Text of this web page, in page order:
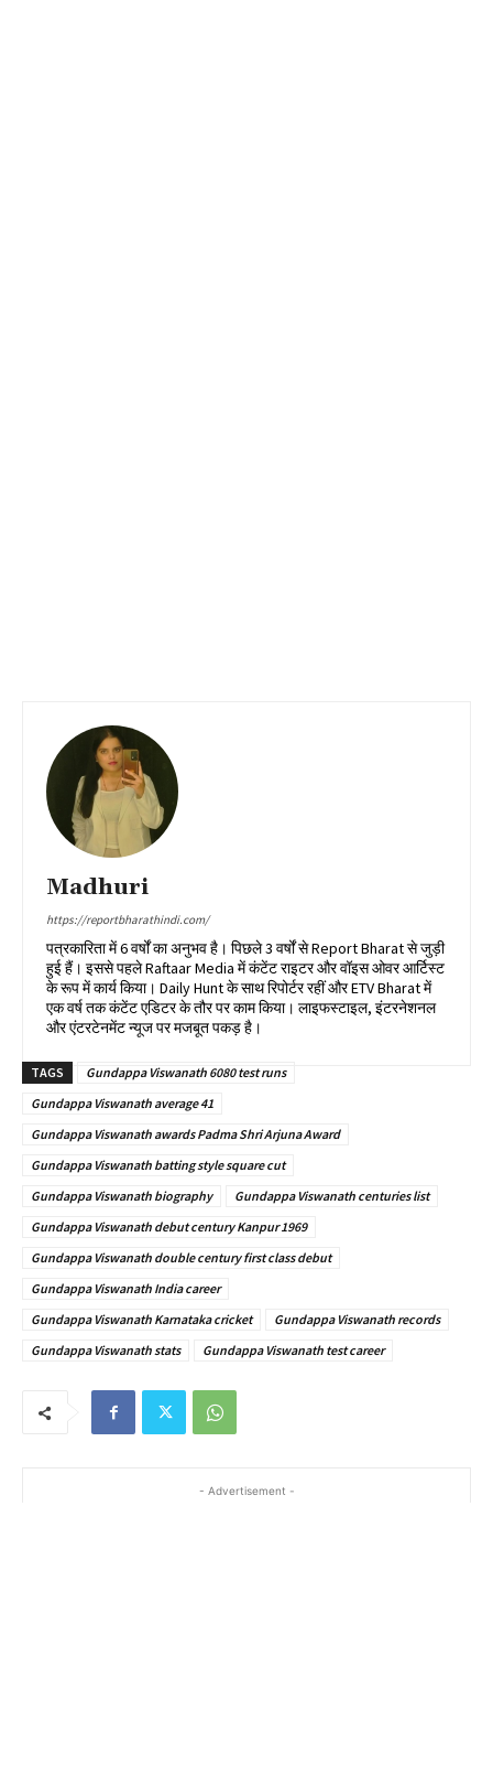
Madhuri
https://reportbharathindi.com/
पत्रकारिता में 6 वर्षों का अनुभव है। पिछले 3 वर्षों से Report Bharat से जुड़ी
हुई हैं। इससे पहले Raftaar Media में कंटेंट राइटर और वॉइस ओवर आर्टिस्ट
के रूप में कार्य किया। Daily Hunt के साथ रिपोर्टर रहीं और ETV Bharat में
एक वर्ष तक कंटेंट एडिटर के तौर पर काम किया। लाइफस्टाइल, इंटरनेशनल
और एंटरटेनमेंट न्यूज पर मजबूत पकड़ है।
TAGS
Gundappa Viswanath 6080 test runs
Gundappa Viswanath average 41
Gundappa Viswanath awards Padma Shri Arjuna Award
Gundappa Viswanath batting style square cut
Gundappa Viswanath biography
Gundappa Viswanath centuries list
Gundappa Viswanath debut century Kanpur 1969
Gundappa Viswanath double century first class debut
Gundappa Viswanath India career
Gundappa Viswanath Karnataka cricket
Gundappa Viswanath records
Gundappa Viswanath stats
Gundappa Viswanath test career
- Advertisement -